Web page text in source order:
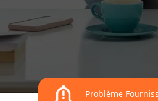
Problème